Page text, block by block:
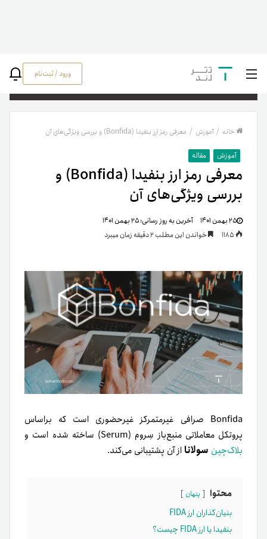
ورود / ثبت‌نام
خانه / آموزش / معرفی رمز ارز بنفیدا (Bonfida) و بررسی ویژگی‌های آن
آموزش مقاله
معرفی رمز ارز بنفیدا (Bonfida) و
بررسی ویژگی‌های آن
۲۵ بهمن ۱۴۰۱ آخرین به روز رسانی:۲۵ بهمن ۱۴۰۱
خواندن این مطلب 2 دقیقه زمان میبرد
Bonfida صرافی غیر‌متمرکز غیر‌حضوری است که بر‌اساس
پروتکل معاملاتی منبع‌باز سِروم (Serum) ساخته شده است و
بلاک‌چین سولانا از آن پشتیبانی می‌کند.
محتوا پنهان
بنیان‌گذاران ارز FIDA
بنفیدا یا ارز FIDA چیست؟